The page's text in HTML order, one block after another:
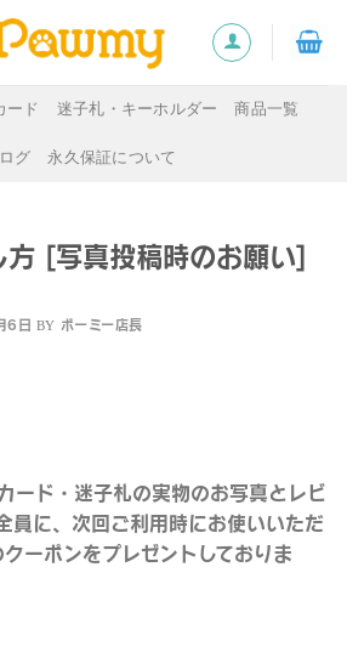
ード 迷子札・キーホルダー 商品一覧
グ 永久保証について
方 [写真投稿時のお願い]
6日 BY ポーミー店長
ード・迷子札の実物のお写真とレビ
員に、次回ご利用時にお使いいただ
ーポンをプレゼントしておりま